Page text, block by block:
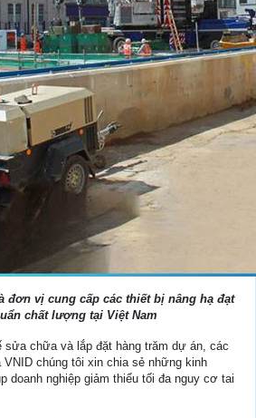
đơn vị cung cấp các thiết bị nâng hạ đạt
chất lượng tại Việt Nam
chữa và lắp đặt hàng trăm dự án, các
chúng tôi xin chia sẻ những kinh
doanh nghiệp giảm thiểu tối đa nguy cơ tai